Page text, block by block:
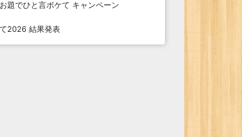
題でひと言ボケて キャンペーン
2026 結果発表